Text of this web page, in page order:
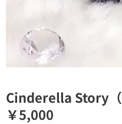
Cinderella Story
￥5,000